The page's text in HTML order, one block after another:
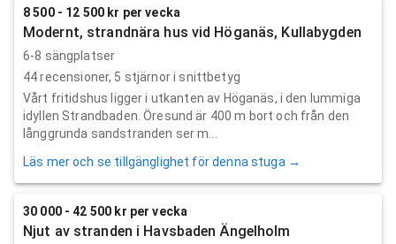
8 500 - 12 500 kr per vecka
Modernt, strandnära hus vid Höganäs, Kullabygden
6-8 sängplatser
44recensioner, 5 stjärnor i snittbetyg
Vårt fritidshus ligger i utkanten av Höganäs, i den lummiga
idyllen Strandbaden. Öresund är 400 m bort och från den
långgrunda sandstranden ser m...
Läs mer och se tillgänglighet för denna stuga →
30 000 - 42 500 kr per vecka
Njut av stranden i Havsbaden Ängelholm